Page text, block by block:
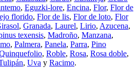
, Eguzki-lore, Encina, Flor, Flor de
florido, Flor de lis, Flor de loto, Flor
, Granada, Laurel, Lirio, Azucena,
texensis, Madroño, Manzana,
, Palmera, Panela, Parra, Pino
, Roble, Rosa, Rosa doble,
, Uva y Racimo.